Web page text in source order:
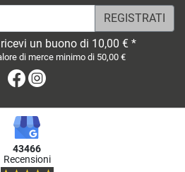
un buono di 10,00 € *
di merce minimo di 50,00 €
Facebook
43466
Recensioni